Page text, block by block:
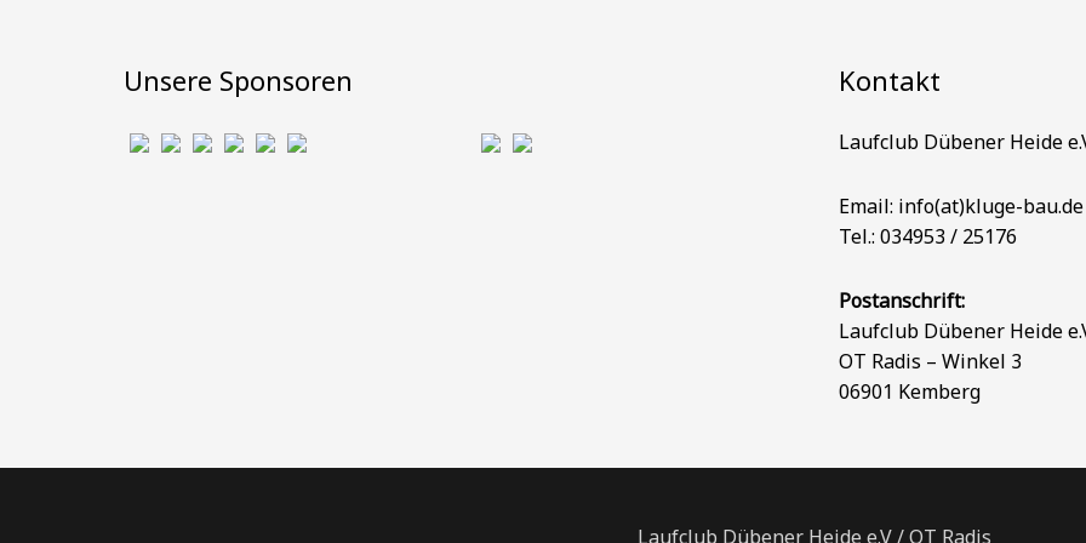
Unsere Sponsoren Kontakt
Laufclub Dübener Heide
Email: info(at)kluge-bau.de
Tel.: 034953 / 25176
Postanschrift:
Laufclub Dübener Heide
OT Radis – Winkel 3
06901 Kemberg
Laufclub Dübener Heide e.V / OT Radis